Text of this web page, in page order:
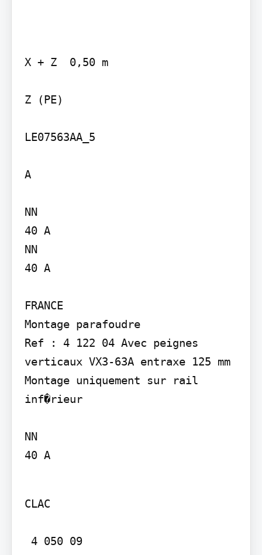
X + Z  0,50 m
Z (PE)
LE07563AA_5
A
NN
40 A
NN
40 A
FRANCE
Montage parafoudre
Ref : 4 122 04 Avec peignes
verticaux VX3-63A entraxe 125 mm
Montage uniquement sur rail
inf�rieur
NN
40 A
CLAC